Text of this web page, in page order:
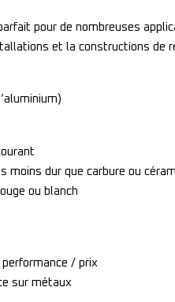
parfait pour de nombreuses
et la constructions de
moins dur que carbure ou
ou blanch
/ prix
sur métaux